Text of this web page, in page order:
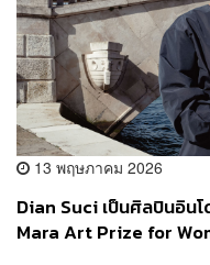
13 พฤษภาคม 2026
Dian Suci เป็นศิลปินอิน
Mara Art Prize for